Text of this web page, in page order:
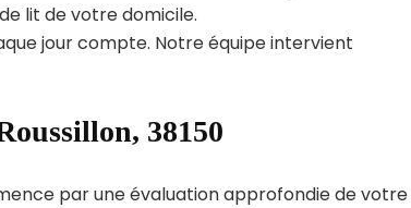
lit de votre domicile.
jour compte. Notre équipe intervient
38150
par une évaluation approfondie de votre